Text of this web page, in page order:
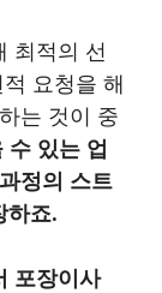
최적의 선
요청을 해
는 것이 중
수 있는 업
정의 스트
하죠.
포장이사